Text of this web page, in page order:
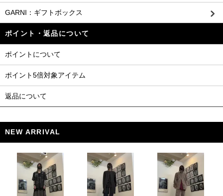
GARNI：ギフトボックス
ポイント・返品について
ポイントについて
ポイント5倍対象アイテム
返品について
NEW ARRIVAL